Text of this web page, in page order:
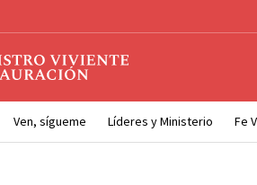
Ven, sígueme Líderes y Ministerio Fe